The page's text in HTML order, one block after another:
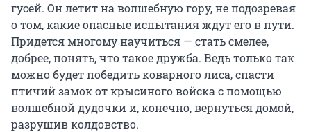
гусей. Он летит на волшебную гору, не подозревая
о том, какие опасные испытания ждут его в пути.
Придется многому научиться — стать смелее,
добрее, понять, что такое дружба. Ведь только так
можно будет победить коварного лиса, спасти
птичий замок от крысиного войска с помощью
волшебной дудочки и, конечно, вернуться домой,
разрушив колдовство.